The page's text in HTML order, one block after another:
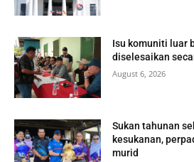
Isu komuniti luar
diselesaikan
August 6, 2026
Sukan tahunan
kesukanan,
murid